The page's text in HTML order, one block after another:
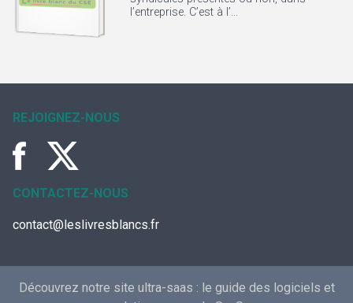
l’entreprise. C’est à l’...
REJOIGNEZ-NOUS
CONTACTEZ-NOUS
contact@leslivresblancs.fr
Découvrez notre site ultra-saas : le guide des logiciels et